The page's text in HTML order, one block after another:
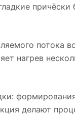
причёски
потока
нагрев
делают